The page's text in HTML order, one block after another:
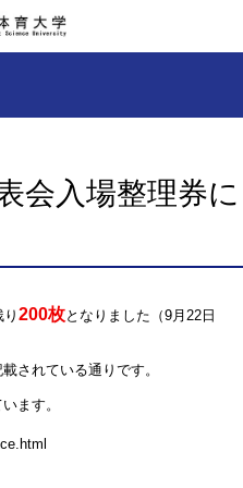
会入場整理券に
200枚となりました（9月22日
されている通りです。
ます。